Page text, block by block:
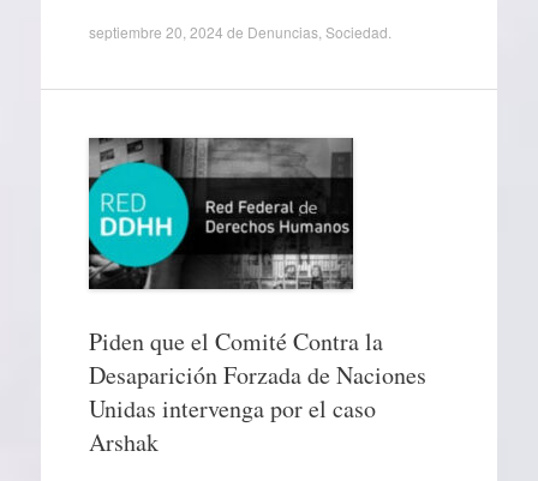
septiembre 20, 2024 de Denuncias, Sociedad
Piden que el Comité Contra la
Desaparición Forzada de Naciones
Unidas intervenga por el caso
Arshak